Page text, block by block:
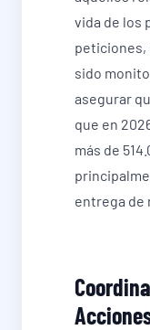
vida de los
peticiones,
sido
asegurar
que en
más de
entrega de